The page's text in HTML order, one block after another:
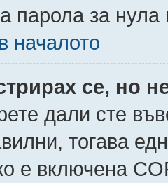
парола за
началото
се, но
дали сте
тогава
е включена